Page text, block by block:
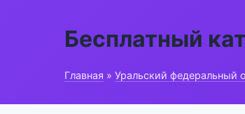
Бесплатный
Главная » Уральский федеральный